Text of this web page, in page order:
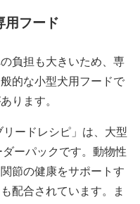
用フード
負担も大きいため、専
的な小型犬用フードで
ります。
ードレシピ」は、大型
ーパックです。動物性
節の健康をサポートす
配合されています。ま